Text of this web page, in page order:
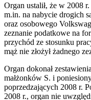
Organ ustalił, że w 2008
m.in. na nabycie drogich
oraz osobowego
zeznanie podatkowe na
przychód ze stosunku
mąż nie złożył żadnego
Organ dokonał
małżonków S. i
poprzedzających 2008 r.
2008 r., organ nie